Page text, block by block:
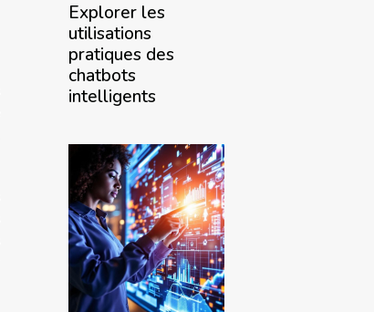
Explorer les
utilisations
pratiques des
chatbots
intelligents